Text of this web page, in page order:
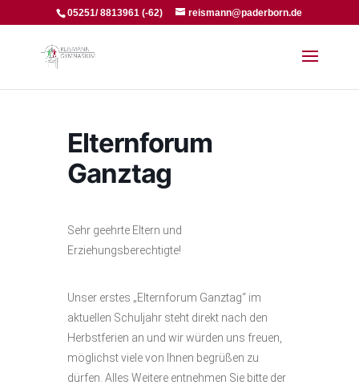
05251/ 8813961 (-62) reismann@paderborn.de
Elternforum
Ganztag
Sehr geehrte Eltern und
Erziehungsberechtigte!
Unser erstes „Elternforum Ganztag“ im
aktuellen Schuljahr steht direkt nach den
Herbstferien an und wir würden uns freuen,
möglichst viele von Ihnen begrüßen zu
dürfen. Alles Weitere entnehmen Sie bitte der